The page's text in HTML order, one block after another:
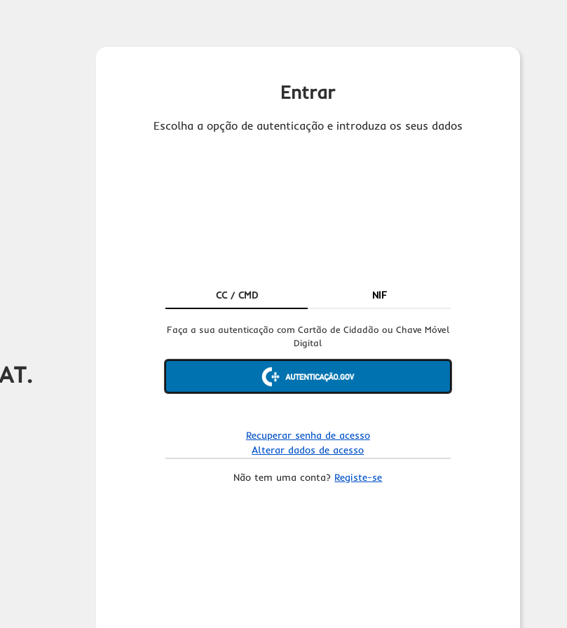
Entrar
Escolha a opção de autenticação e introduza os seus dados
CC / CMD NIF
Faça a sua autenticação com Cartão de Cidadão ou Chave Móvel
Digital
Recuperar senha de acesso
Alterar dados de acesso
Não tem uma conta? Registe-se